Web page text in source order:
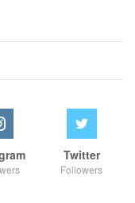
Twitter
Followers